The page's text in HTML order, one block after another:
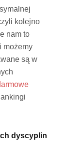
kolejno
nam to
możemy
są w
dyscyplin